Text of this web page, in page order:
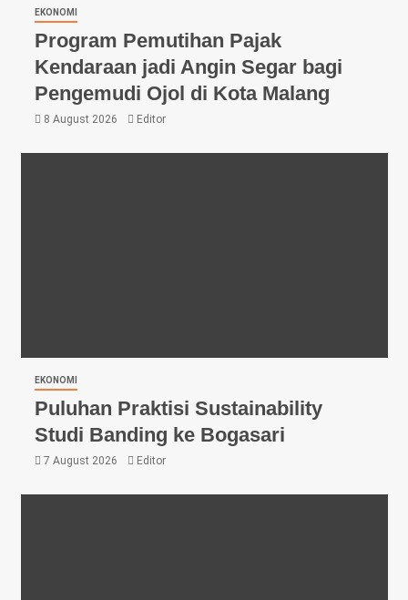
EKONOMI
Program Pemutihan Pajak
Kendaraan jadi Angin Segar bagi
Pengemudi Ojol di Kota Malang
8 August 2026 Editor
EKONOMI
Puluhan Praktisi Sustainability
Studi Banding ke Bogasari
7 August 2026 Editor